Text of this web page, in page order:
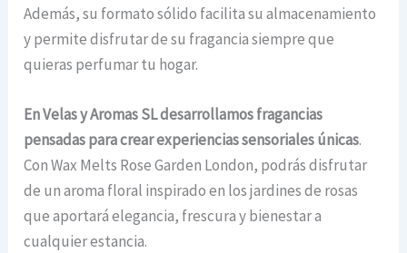
Además, su formato sólido facilita su almacenamiento
y permite disfrutar de su fragancia siempre que
quieras perfumar tu hogar.
En Velas y Aromas SL desarrollamos fragancias
pensadas para crear experiencias sensoriales únicas.
Con Wax Melts Rose Garden London, podrás disfrutar
de un aroma floral inspirado en los jardines de rosas
que aportará elegancia, frescura y bienestar a
cualquier estancia.